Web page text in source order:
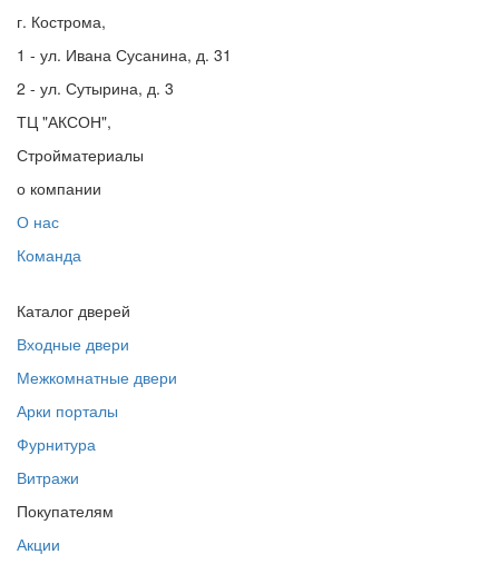
г. Кострома,
1 - ул. Ивана Сусанина, д. 31
2 - ул. Сутырина, д. 3
ТЦ "АКСОН",
Стройматериалы
о компании
О нас
Команда
Каталог дверей
Входные двери
Межкомнатные двери
Арки порталы
Фурнитура
Витражи
Покупателям
Акции